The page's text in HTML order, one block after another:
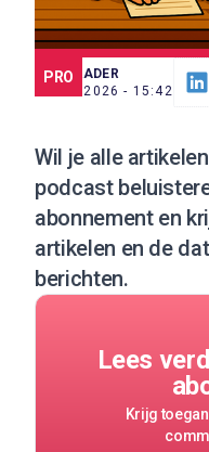
PRO
SCE TRADER
7 JUL. 2026 - 15:42
Wil je alle
podcast
abonnementen
artikelen en de
berichten.
Lees
Krijg